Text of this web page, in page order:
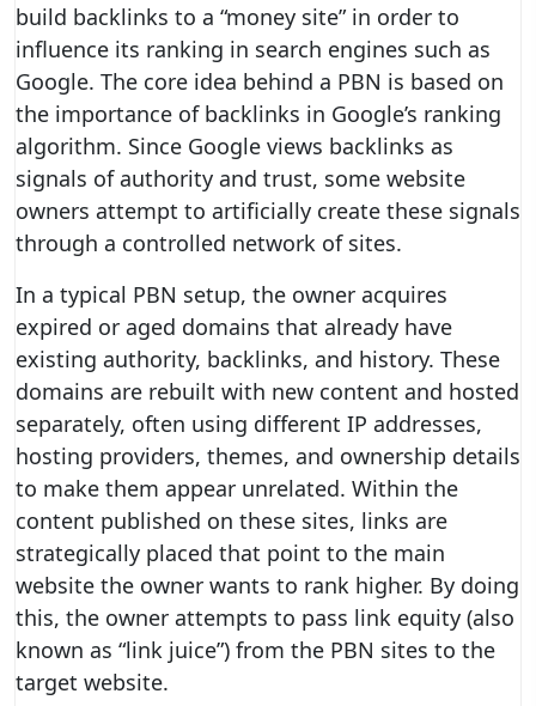
build backlinks to a “money site” in order to
influence its ranking in search engines such as
Google. The core idea behind a PBN is based on
the importance of backlinks in Google’s ranking
algorithm. Since Google views backlinks as
signals of authority and trust, some website
owners attempt to artificially create these signals
through a controlled network of sites.
In a typical PBN setup, the owner acquires
expired or aged domains that already have
existing authority, backlinks, and history. These
domains are rebuilt with new content and hosted
separately, often using different IP addresses,
hosting providers, themes, and ownership details
to make them appear unrelated. Within the
content published on these sites, links are
strategically placed that point to the main
website the owner wants to rank higher. By doing
this, the owner attempts to pass link equity (also
known as “link juice”) from the PBN sites to the
target website.